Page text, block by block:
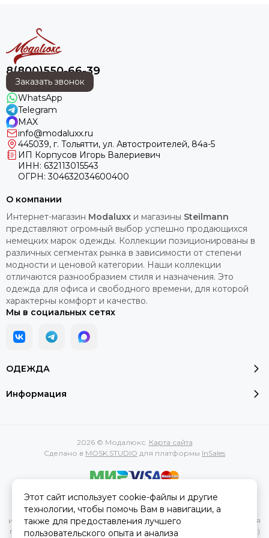
8(800)550-66-39
Заказать звонок
WhatsApp
Telegram
MAX
info@modaluxx.ru
445039, г. Тольятти, ул. Автостроителей, 84а-5
ИП Корпусов Игорь Валериевич
ИНН: 632113015543
ОГРН: 304632034600400
ОДЕЖДА
Информация
О компании
Интернет-магазин Modaluxx и магазины Steilmann
представляют огромный выбор успешно продающихся
немецких марок одежды. Коллекции позиционированы в
различных сегментах рынка в зависимости от степени
модности и ценовой категории. Наши коллекции
отличаются разнообразием стиля и назначения. Это
одежда для офиса и свободного времени, для которой
характерны комфорт и качество.
Мы в социальных сетях
2026 © Модалюкс. Карта сайта
Сделано в MOSK.STUDIO для платформы InSales
Вся представленная на сайте информация, касающаяся
характеристик, стоимости товаров и услуг, носит
информационный характер и ни при каких условиях не является
публичной офертой, определяемой положениями Статьи 437(2)
Этот сайт использует cookie-файлы и другие
технологии, чтобы помочь Вам в навигации, а
также для предоставления лучшего
пользовательского опыта и анализа